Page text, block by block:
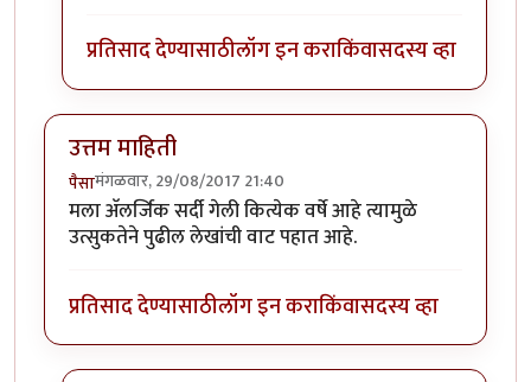
प्रतिसाद देण्यासाठीलॉग इन कराकिंवासदस्य व्हा
उत्तम माहिती
पैसामंगळवार, 29/08/2017 21:40
मला अ‍ॅलर्जिक सर्दी गेली कित्येक वर्षे आहे त्यामुळे
उत्सुकतेने पुढील लेखांची वाट पहात आहे.
प्रतिसाद देण्यासाठीलॉग इन कराकिंवासदस्य व्हा